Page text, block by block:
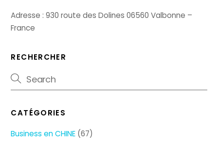
Adresse : 930 route des Dolines 06560 Valbonne –
France
RECHERCHER
CATÉGORIES
Business en CHINE (67)